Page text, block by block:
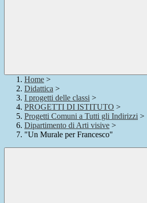
Home >
Didattica >
I progetti delle classi >
PROGETTI DI ISTITUTO >
Progetti Comuni a Tutti gli Indirizzi >
Dipartimento di Arti visive >
"Un Murale per Francesco"